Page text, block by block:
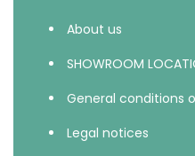
About us
SHOWROOM
General conditions
Legal notices